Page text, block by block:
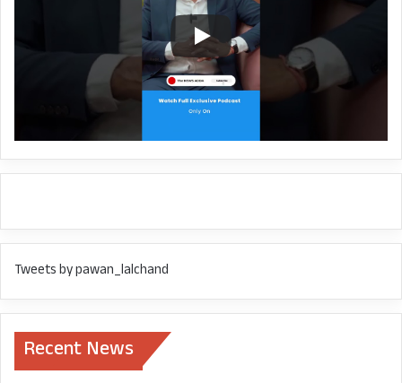
KERALA GOVT
PINARAYI VIJAYAN
Tweets by pawan_lalchand
Recent News